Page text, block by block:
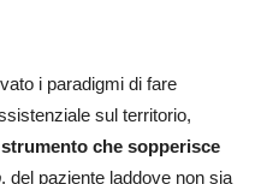
i paradigmi di fare
sul territorio,
che sopperisce
, del paziente laddove non sia